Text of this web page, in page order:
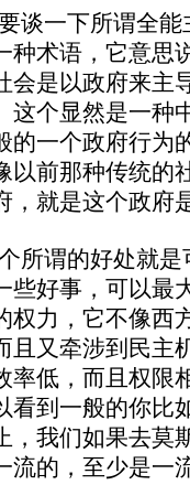
谈一下所谓全
种术语，它意思
会是以政府来主
这个显然是一种
的一个政府行为
以前那种传统的
，就是这个政府
所谓的好处就
些好事，可以最
权力，它不像西
且又牵涉到民主
率低，而且权限
看到一般的你比
，我们如果去莫
流的，至少是一